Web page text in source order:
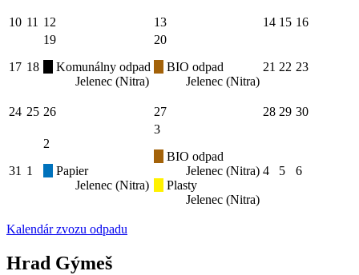
10 11 12 13 14 15 16
17 18
19
Komunálny odpad
Jelenec (Nitra)
20
BIO odpad
Jelenec (Nitra)
21 22 23
24 25 26 27 28 29 30
31 1
2
Papier
Jelenec (Nitra)
3
BIO odpad
Jelenec (Nitra)
Plasty
Jelenec (Nitra)
4 5 6
Kalendár zvozu odpadu
Hrad Gýmeš